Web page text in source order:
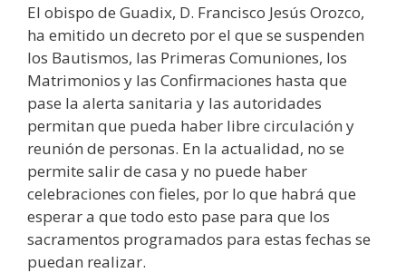
El obispo de Guadix, D. Francisco Jesús Orozco,
ha emitido un decreto por el que se suspenden
los Bautismos, las Primeras Comuniones, los
Matrimonios y las Confirmaciones hasta que
pase la alerta sanitaria y las autoridades
permitan que pueda haber libre circulación y
reunión de personas. En la actualidad, no se
permite salir de casa y no puede haber
celebraciones con fieles, por lo que habrá que
esperar a que todo esto pase para que los
sacramentos programados para estas fechas se
puedan realizar.